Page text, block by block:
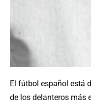
El fútbol español está
de los delanteros más